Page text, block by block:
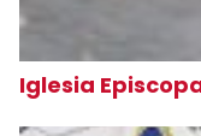
Iglesia